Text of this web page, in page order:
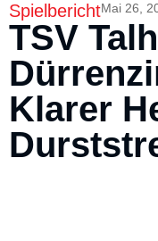
SpielberichtMai 26,
TSV
Klarer